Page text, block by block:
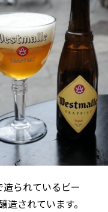
られているビー
されています。